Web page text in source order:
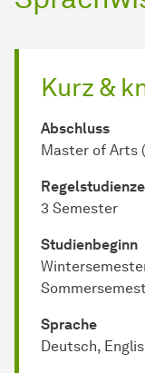
Kurz &
Abschluss
Master of Arts
3 Semester
Studienbeginn
Sprache
Deutsch,